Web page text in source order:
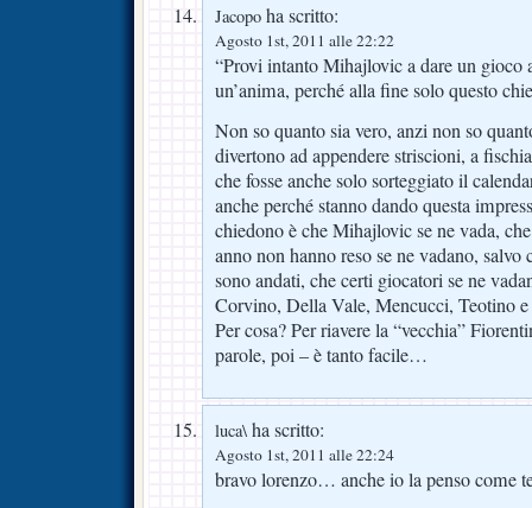
Jacopo ha scritto:
Agosto 1st, 2011 alle 22:22
“Provi intanto Mihajlovic a dare un gioco
un’anima, perché alla fine solo questo
Non so quanto sia vero, anzi non so
divertono ad appendere striscioni, a
che fosse anche solo sorteggiato il
anche perché stanno dando questa
chiedono è che Mihajlovic se ne vada,
anno non hanno reso se ne vadano, salvo
sono andati, che certi giocatori se ne
Corvino, Della Vale, Mencucci, Teotino
Per cosa? Per riavere la “vecchia”
parole, poi – è tanto facile…
luca\ ha scritto:
Agosto 1st, 2011 alle 22:24
bravo lorenzo… anche io la penso come